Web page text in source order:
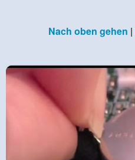
Nach oben gehen |